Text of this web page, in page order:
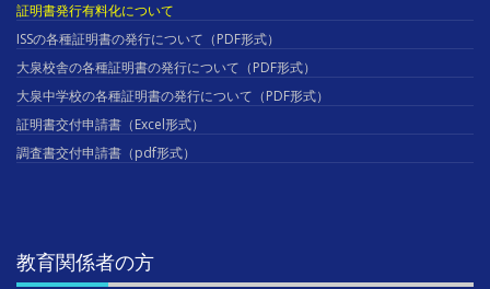
証明書発行有料化について
ISSの各種証明書の発行について（PDF形式）
大泉校舎の各種証明書の発行について（PDF形式）
大泉中学校の各種証明書の発行について（PDF形式）
証明書交付申請書（Excel形式）
調査書交付申請書（pdf形式）
教育関係者の方